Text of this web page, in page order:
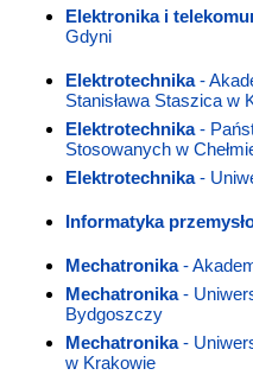
Elektronika i
Gdyni
Elektrotechnika-
Stanisława Staszica w
Elektrotechnika-
Stosowanych w
Elektrotechnika-
Informatyka
Mechatronika-
Mechatronika-
Bydgoszczy
Mechatronika-
w Krakowie